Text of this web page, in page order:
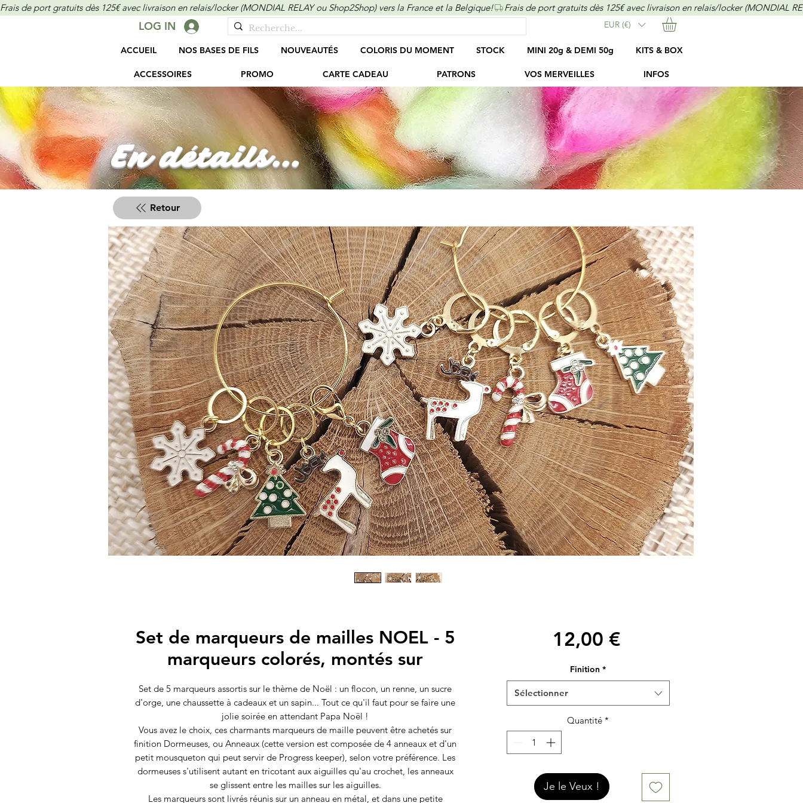
Frais de port gratuits dès 125€ avec livraison en relais/locker (MONDIAL RELAY ou Shop2Shop) vers la France et la Belgique!
LOG IN EUR (€)
ACCUEIL NOS BASES DE FILS NOUVEAUTÉS COLORIS DU MOMENT STOCK MINI 20g & DEMI 50g KITS & BOX
ACCESSOIRES PROMO CARTE CADEAU PATRONS VOS MERVEILLES INFOS
En détails...
Retour
Set de marqueurs de mailles NOEL - 5
marqueurs colorés, montés sur
Set de 5 marqueurs assortis sur le thème de Noël : un flocon, un renne, un sucre
d'orge, une chaussette à cadeaux et un sapin... Tout ce qu'il faut pour se faire une
jolie soirée en attendant Papa Noël !
Vous avez le choix, ces charmants marqueurs de maille peuvent être achetés sur
finition Dormeuses, ou Anneaux (cette version est composée de 4 anneaux et d'un
petit mousqueton qui peut servir de Progress keeper), selon votre préférence. Les
dormeuses s'utilisent autant en tricotant aux aiguilles qu'au crochet, les anneaux
se glissent entre les mailles sur les aiguilles.
Les marqueurs sont livrés réunis sur un anneau en métal, et dans une petite
12,00 €Prix
Finition *
Sélectionner
Quantité *
Je le Veux !